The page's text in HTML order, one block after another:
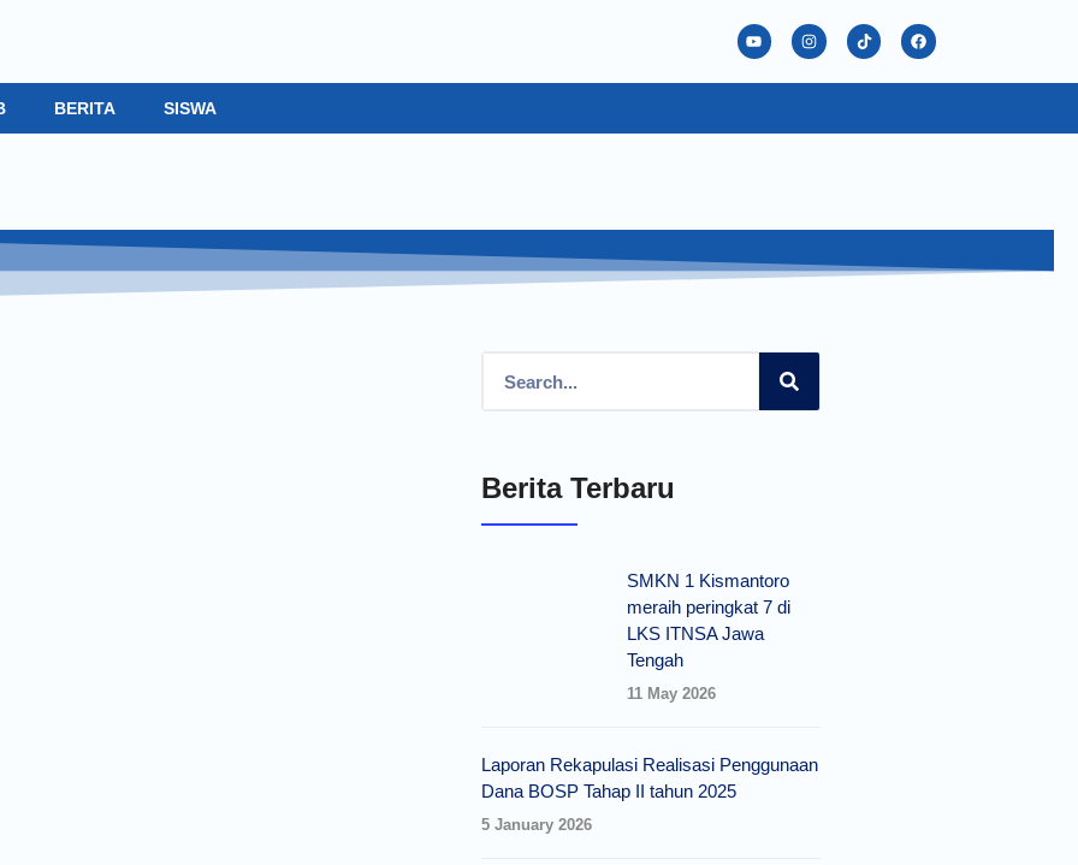
BERITA SISWA
Berita Terbaru
SMKN 1 Kismantoro
meraih peringkat 7 di
LKS ITNSA Jawa
Tengah
11 May 2026
Laporan Rekapulasi Realisasi Penggunaan
Dana BOSP Tahap II tahun 2025
5 January 2026